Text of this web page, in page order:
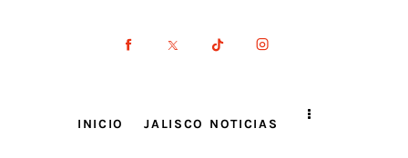
INICIO JALISCO NOTICIAS